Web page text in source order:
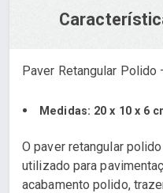
Paver Retangular
Medidas: 20 x 10 x 6
O paver retangular
utilizado para
acabamento polido,